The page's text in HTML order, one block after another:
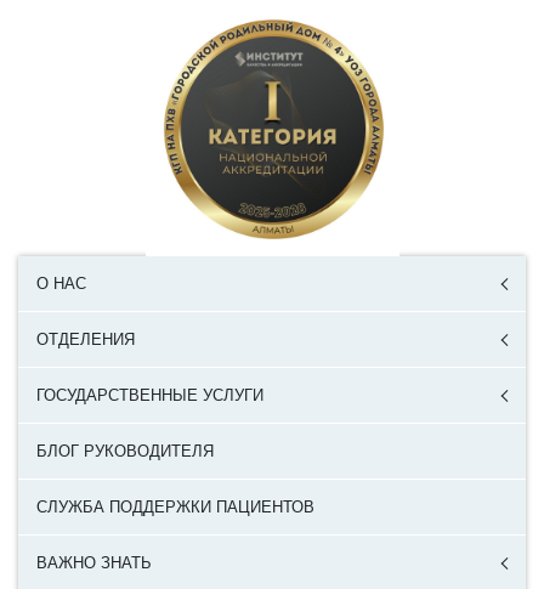
О НАС
ОТДЕЛЕНИЯ
ГОСУДАРСТВЕННЫЕ УСЛУГИ
БЛОГ РУКОВОДИТЕЛЯ
СЛУЖБА ПОДДЕРЖКИ ПАЦИЕНТОВ
ВАЖНО ЗНАТЬ